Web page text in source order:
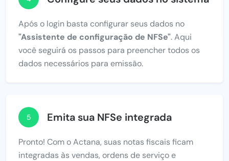
Após o login basta configurar seus dados no
"Assistente de configuração de NFSe". Aqui
você seguirá os passos para preencher todos os
dados necessários para emissão.
5 Emita sua NFSe integrada
Pronto! Com o Actana, suas notas fiscais ficam
integradas às vendas, ordens de serviço e